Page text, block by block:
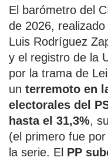
El barómetro del
de 2026,
Luis Rodríguez
y el registro de la
por la trama de
un terremoto en
electorales del
hasta el 31,3%,
(el primero fue
la serie. El PP